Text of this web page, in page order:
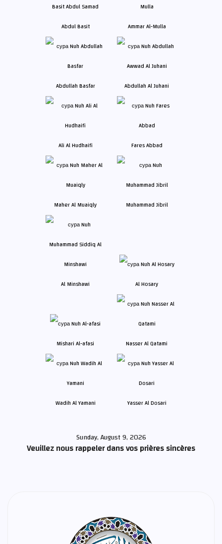
Abdul Basit Ammar Al-Mulla
Abdullah Basfar Abdullah Al Juhani
Ali Al Hudhaifi Fares Abbad
Maher Al Muaiqly Muhammad Jibril
Al Minshawi Al Hosary
Mishari Al-afasi Nasser Al Qatami
Wadih Al Yamani Yasser Al Dosari
Sunday, August 9, 2026
Veuillez nous rappeler dans vos prières sincères